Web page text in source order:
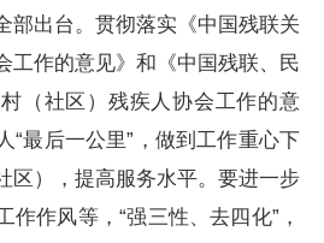
部出台。贯彻落实《中国残联关
工作的意见》和《中国残联、民
（社区）残疾人协会工作的意
“最后一公里”，做到工作重心下
区），提高服务水平。要进一步
作作风等，“强三性、去四化”，